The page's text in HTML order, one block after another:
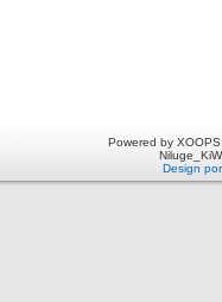
Powered by
Design